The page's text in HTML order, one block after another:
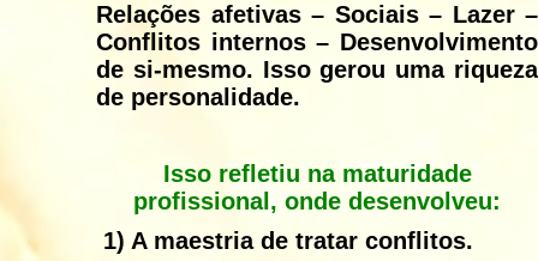
Relações afetivas – Sociais – Lazer –
Conflitos internos – Desenvolvimento
de si-mesmo. Isso gerou uma riqueza
de personalidade.
Isso refletiu na maturidade
profissional, onde desenvolveu:
1) A maestria de tratar conflitos.